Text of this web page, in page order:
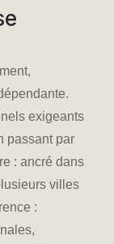
exigeants
passant par
: ancré dans
villes
: